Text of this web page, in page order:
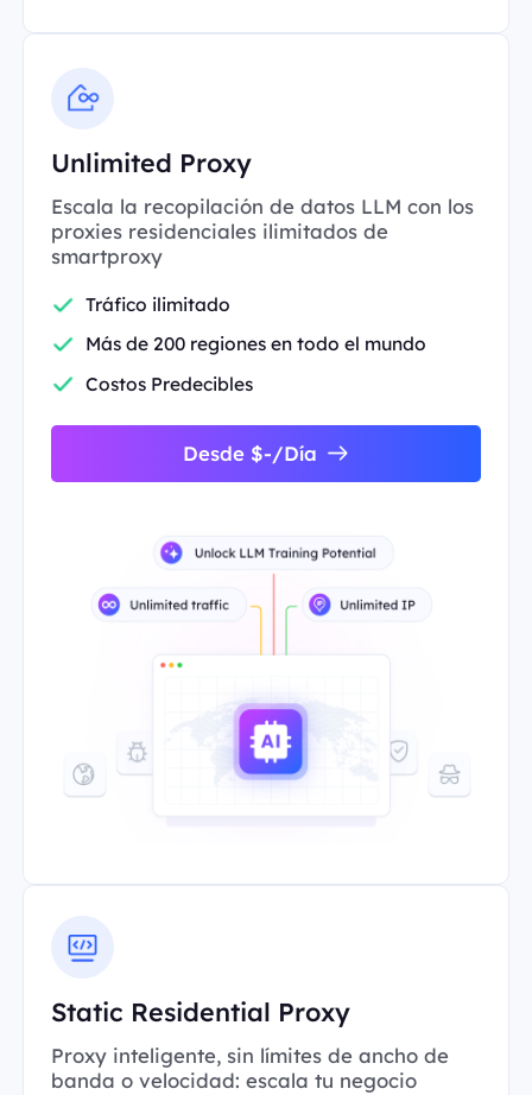
Unlimited Proxy
Escala la recopilación de datos LLM con los
proxies residenciales ilimitados de
smartproxy
Tráfico ilimitado
Más de 200 regiones en todo el mundo
Costos Predecibles
Desde $-/Día
Static Residential Proxy
Proxy inteligente, sin límites de ancho de
banda o velocidad: escala tu negocio